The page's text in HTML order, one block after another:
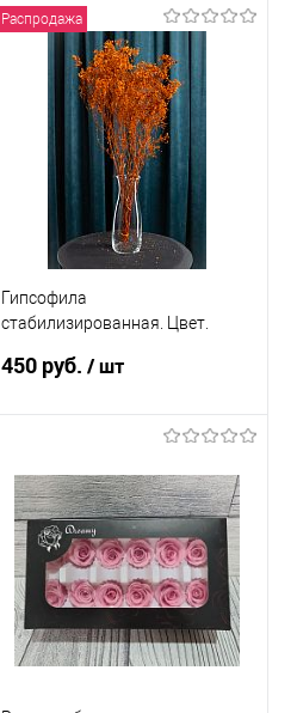
В корзину
Купить в 1 клик
Сравнение
В избранное
В наличии
Распродажа
Гипсофила
стабилизированная. Цвет.
450 руб./ шт
Купить в 1 клик
Сравнение
В избранное
В наличии